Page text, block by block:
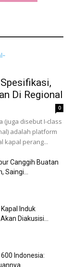
Di Regional
0
(juga disebut I-class
adalah platform
kapal perang...
Canggih Buatan
Saingi...
Induk
Diakusisi...
Indonesia: